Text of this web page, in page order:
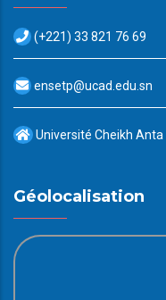
(+221) 33 821 76 69
ensetp@ucad.edu.sn
Université Cheikh Anta
Géolocalisation